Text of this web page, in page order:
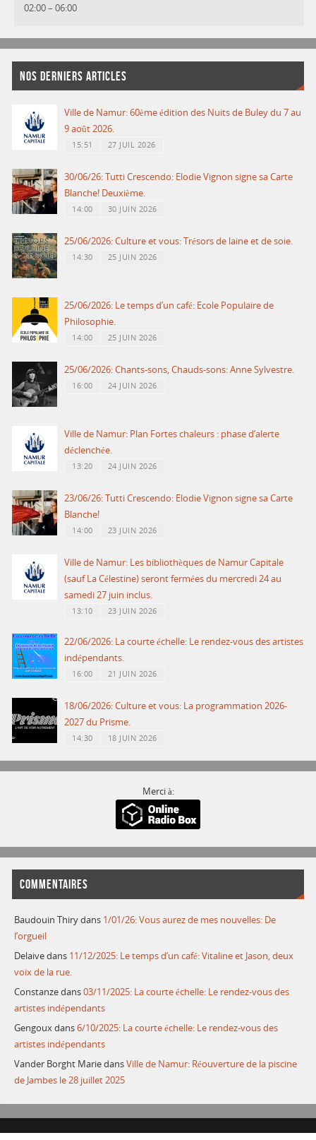
02:00– 06:00
NOS DERNIERS ARTICLES
Ville de Namur: 60ème édition des Nuits de Buley du 7 au
9 août 2026.
15:51 27 JUIL 2026
30/06/26: Tutti Crescendo: Elodie Vignon signe sa Carte
Blanche! Deuxième.
14:00 30 JUIN 2026
25/06/2026: Culture et vous: Trésors de laine et de soie.
14:30 25 JUIN 2026
25/06/2026: Le temps d’un café: Ecole Populaire de
Philosophie.
14:00 25 JUIN 2026
25/06/2026: Chants-sons, Chauds-sons: Anne Sylvestre.
16:00 24 JUIN 2026
Ville de Namur: Plan Fortes chaleurs : phase d’alerte
déclenchée.
13:20 24 JUIN 2026
23/06/26: Tutti Crescendo: Elodie Vignon signe sa Carte
Blanche!
14:00 23 JUIN 2026
Ville de Namur: Les bibliothèques de Namur Capitale
(sauf La Célestine) seront fermées du mercredi 24 au
samedi 27 juin inclus.
13:10 23 JUIN 2026
22/06/2026: La courte échelle: Le rendez-vous des artistes
indépendants.
16:00 21 JUIN 2026
18/06/2026: Culture et vous: La programmation 2026-
2027 du Prisme.
14:30 18 JUIN 2026
Merci à:
COMMENTAIRES
Baudouin Thirydans 1/01/26: Vous aurez de mes nouvelles: De
l’orgueil
Delaivedans 11/12/2025: Le temps d’un café: Vitaline et Jason, deux
voix de la rue.
Constanzedans03/11/2025: La courte échelle: Le rendez-vous des
artistes indépendants
Gengouxdans6/10/2025: La courte échelle: Le rendez-vous des
artistes indépendants
Vander Borght MariedansVille de Namur: Réouverture de la piscine
de Jambes le 28 juillet 2025